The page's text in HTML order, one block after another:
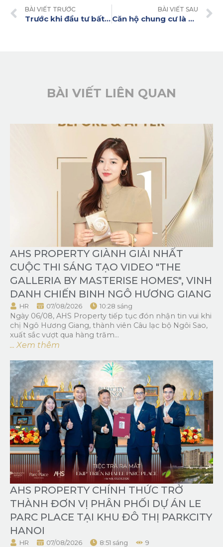
BÀI VIẾT TRƯỚC
Trước khi đầu tư bất động sản cần biết những điều gì!
BÀI VIẾT SAU
Căn hộ chung cư là gì? Các loại hình căn hộ chung cư
BÀI VIẾT LIÊN QUAN
AHS PROPERTY GIÀNH GIẢI NHẤT
CUỘC THI SÁNG TẠO VIDEO "THE
GALLERIA BY MASTERISE HOMES", VINH
DANH CHIẾN BINH NGÔ HƯƠNG GIANG
HR 07/08/2026 10:28 sáng
Ngày 06/08, AHS Property tiếp tục đón nhận tin vui khi
chị Ngô Hương Giang, thành viên Câu lạc bộ Ngôi Sao,
xuất sắc vượt qua hàng trăm...
... Xem thêm
AHS PROPERTY CHÍNH THỨC TRỞ
THÀNH ĐƠN VỊ PHÂN PHỐI DỰ ÁN LE
PARC PLACE TẠI KHU ĐÔ THỊ PARKCITY
HANOI
HR 07/08/2026 8:51 sáng 9